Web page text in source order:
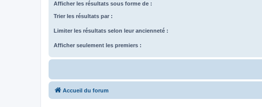
Afficher les résultats sous forme de :
Trier les résultats par :
Limiter les résultats selon leur ancienneté :
Afficher seulement les premiers :
Accueil du forum